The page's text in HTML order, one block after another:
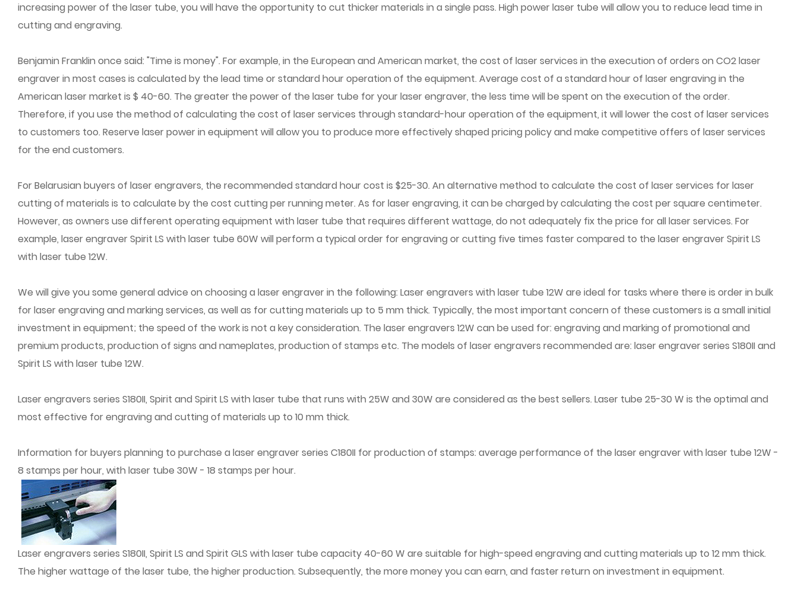
increasing power of the laser tube, you will have the opportunity to cut thicker materials in a single pass. High power laser tube will allow you to reduce lead time in
cutting and engraving.
Benjamin Franklin once said: "Time is money". For example, in the European and American market, the cost of laser services in the execution of orders on CO2 laser
engraver in most cases is calculated by the lead time or standard hour operation of the equipment. Average cost of a standard hour of laser engraving in the
American laser market is $ 40-60. The greater the power of the laser tube for your laser engraver, the less time will be spent on the execution of the order.
Therefore, if you use the method of calculating the cost of laser services through standard-hour operation of the equipment, it will lower the cost of laser services
to customers too. Reserve laser power in equipment will allow you to produce more effectively shaped pricing policy and make competitive offers of laser services
for the end customers.
For Belarusian buyers of laser engravers, the recommended standard hour cost is $25-30. An alternative method to calculate the cost of laser services for laser
cutting of materials is to calculate by the cost cutting per running meter. As for laser engraving, it can be charged by calculating the cost per square centimeter.
However, as owners use different operating equipment with laser tube that requires different wattage, do not adequately fix the price for all laser services. For
example, laser engraver Spirit LS with laser tube 60W will perform a typical order for engraving or cutting five times faster compared to the laser engraver Spirit LS
with laser tube 12W.
We will give you some general advice on choosing a laser engraver in the following: Laser engravers with laser tube 12W are ideal for tasks where there is order in bulk
for laser engraving and marking services, as well as for cutting materials up to 5 mm thick. Typically, the most important concern of these customers is a small initial
investment in equipment; the speed of the work is not a key consideration. The laser engravers 12W can be used for: engraving and marking of promotional and
premium products, production of signs and nameplates, production of stamps etc. The models of laser engravers recommended are: laser engraver series S180II and
Spirit LS with laser tube 12W.
Laser engravers series S180II, Spirit and Spirit LS with laser tube that runs with 25W and 30W are considered as the best sellers. Laser tube 25-30 W is the optimal and
most effective for engraving and cutting of materials up to 10 mm thick.
Information for buyers planning to purchase a laser engraver series C180II for production of stamps: average performance of the laser engraver with laser tube 12W -
8 stamps per hour, with laser tube 30W - 18 stamps per hour.
Laser engravers series S180II, Spirit LS and Spirit GLS with laser tube capacity 40-60 W are suitable for high-speed engraving and cutting materials up to 12 mm thick.
The higher wattage of the laser tube, the higher production. Subsequently, the more money you can earn, and faster return on investment in equipment.